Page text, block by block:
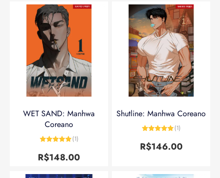
WET SAND: Manhwa
Coreano
de 5
(1)
R$148.00
Shutline: Manhwa Coreano
de 5
(1)
R$146.00